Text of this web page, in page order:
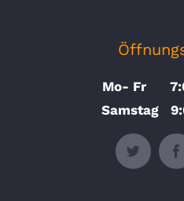
Mo- Fr
Samstag